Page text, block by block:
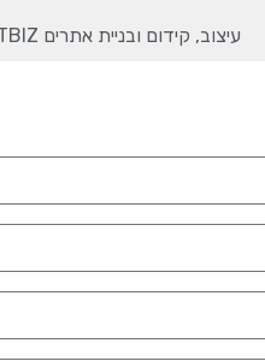
עיצוב, קידום ובניית אתרים MARKETBIZ